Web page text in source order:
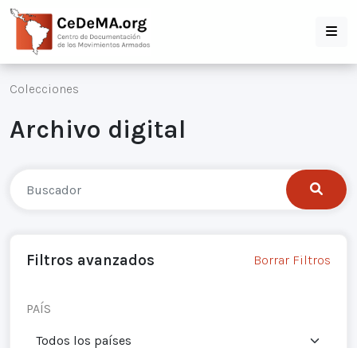
Colecciones
Archivo digital
Filtros avanzados Borrar Filtros
PAÍS